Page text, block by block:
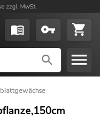
zzgl. MwSt.